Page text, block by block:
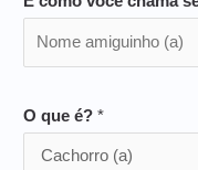
O que é? *